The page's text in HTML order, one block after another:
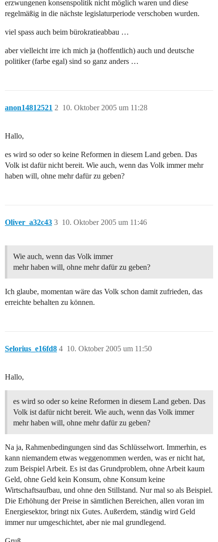
erzwungenen konsenspolitik nicht möglich waren und diese
regelmäßig in die nächste legislaturperiode verschoben wurden.
viel spass auch beim bürokratieabbau …
aber vielleicht irre ich mich ja (hoffentlich) auch und deutsche
politiker (farbe egal) sind so ganz anders …
anon14812521 10. Oktober 2005 um 11:28
2
Hallo,
es wird so oder so keine Reformen in diesem Land geben. Das
Volk ist dafür nicht bereit. Wie auch, wenn das Volk immer mehr
haben will, ohne mehr dafür zu geben?
Oliver_a32c43 10. Oktober 2005 um 11:46
3
Wie auch, wenn das Volk immer
mehr haben will, ohne mehr dafür zu geben?
Ich glaube, momentan wäre das Volk schon damit zufrieden, das
erreichte behalten zu können.
Selorius_e16fd8 10. Oktober 2005 um 11:50
4
Hallo,
es wird so oder so keine Reformen in diesem Land geben. Das
Volk ist dafür nicht bereit. Wie auch, wenn das Volk immer
mehr haben will, ohne mehr dafür zu geben?
Na ja, Rahmenbedingungen sind das Schlüsselwort. Immerhin, es
kann niemandem etwas weggenommen werden, was er nicht hat,
zum Beispiel Arbeit. Es ist das Grundproblem, ohne Arbeit kaum
Geld, ohne Geld kein Konsum, ohne Konsum keine
Wirtschaftsaufbau, und ohne den Stillstand. Nur mal so als Beispiel.
Die Erhöhung der Preise in sämtlichen Bereichen, allen voran im
Energiesektor, bringt nix Gutes. Außerdem, ständig wird Geld
immer nur umgeschichtet, aber nie mal grundlegend.